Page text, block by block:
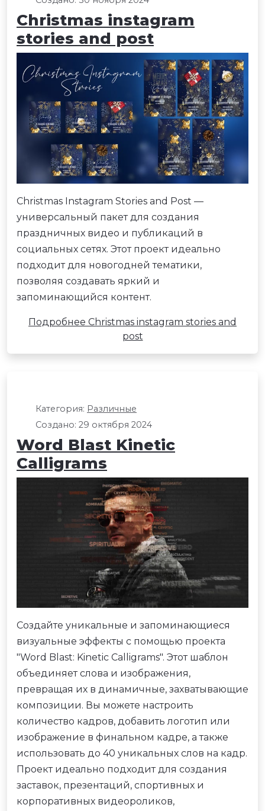
Christmas instagram
stories and post
Christmas Instagram Stories and Post —
универсальный пакет для создания
праздничных видео и публикаций в
социальных сетях. Этот проект идеально
подходит для новогодней тематики,
позволяя создавать яркий и
запоминающийся контент.
Подробнее Christmas instagram stories and
post
Категория: Различные
Создано: 29 октября 2024
Word Blast Kinetic
Calligrams
Создайте уникальные и запоминающиеся
визуальные эффекты с помощью проекта
"Word Blast: Kinetic Calligrams". Этот шаблон
объединяет слова и изображения,
превращая их в динамичные, захватывающие
композиции. Вы можете настроить
количество кадров, добавить логотип или
изображение в финальном кадре, а также
использовать до 40 уникальных слов на кадр.
Проект идеально подходит для создания
заставок, презентаций, спортивных и
корпоративных видеороликов,